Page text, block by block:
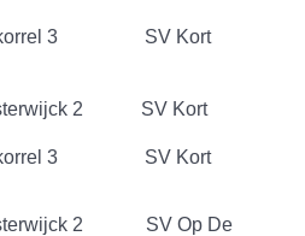
korrel 3 SV Kort
2 SV Kort
korrel 3 SV Kort
2 SV Op De